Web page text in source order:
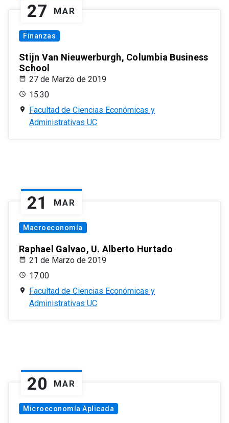
27 MAR
Finanzas
Stijn Van Nieuwerburgh, Columbia Business
School
27 de Marzo de 2019
15:30
Facultad de Ciencias Económicas y
Administrativas UC
21 MAR
Macroeconomía
Raphael Galvao, U. Alberto Hurtado
21 de Marzo de 2019
17:00
Facultad de Ciencias Económicas y
Administrativas UC
20 MAR
Microeconomía Aplicada